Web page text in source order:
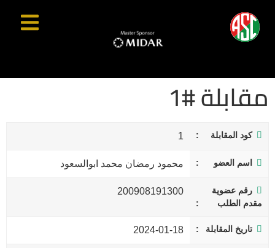
مقابلة #1
كود المقابلة 1
اسم العضو محمود رمضان محمد ابوالسعود
رقم عضوية
مقدم الطلب
200908191300
تاريخ المقابلة 2024-01-18